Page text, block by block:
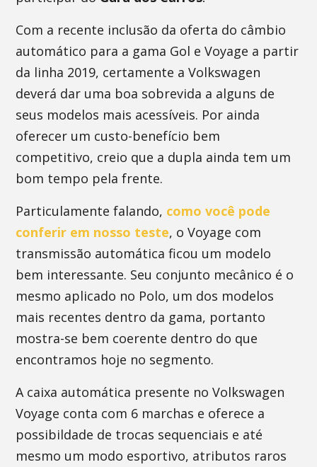
Com a recente inclusão da oferta do câmbio
automático para a gama Gol e Voyage a partir
da linha 2019, certamente a Volkswagen
deverá dar uma boa sobrevida a alguns de
seus modelos mais acessíveis. Por ainda
oferecer um custo-benefício bem
competitivo, creio que a dupla ainda tem um
bom tempo pela frente.
Particulamente falando, como você pode
conferir em nosso teste, o Voyage com
transmissão automática ficou um modelo
bem interessante. Seu conjunto mecânico é o
mesmo aplicado no Polo, um dos modelos
mais recentes dentro da gama, portanto
mostra-se bem coerente dentro do que
encontramos hoje no segmento.
A caixa automática presente no Volkswagen
Voyage conta com 6 marchas e oferece a
possibildade de trocas sequenciais e até
mesmo um modo esportivo, atributos raros